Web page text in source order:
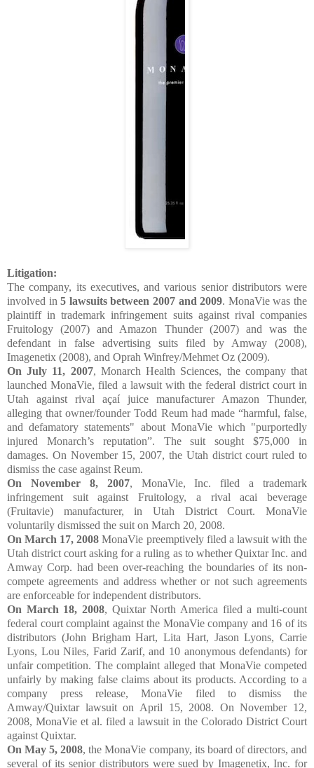
Litigation:
The company, its executives, and various senior distributors were
involved in5 lawsuits between 2007 and 2009. MonaVie was the
plaintiff in trademark infringement suits against rival companies
Fruitology (2007) and Amazon Thunder (2007) and was the
defendant in false advertising suits filed by Amway (2008),
Imagenetix (2008), and Oprah Winfrey/Mehmet Oz (2009).
On July 11, 2007, Monarch Health Sciences, the company that
launched MonaVie, filed a lawsuit with the federal district court in
Utah against rival açaí juice manufacturer Amazon Thunder,
alleging that owner/founder Todd Reum had made “harmful, false,
and defamatory statements" about MonaVie which "purportedly
injured Monarch’s reputation”. The suit sought $75,000 in
damages. On November 15, 2007, the Utah district court ruled to
dismiss the case against Reum.
On November 8, 2007, MonaVie, Inc. filed a trademark
infringement suit against Fruitology, a rival acai beverage
(Fruitavie) manufacturer, in Utah District Court. MonaVie
voluntarily dismissed the suit on March 20, 2008.
On March 17, 2008 MonaVie preemptively filed a lawsuit with the
Utah district court asking for a ruling as to whether Quixtar Inc. and
Amway Corp. had been over-reaching the boundaries of its non-
compete agreements and address whether or not such agreements
are enforceable for independent distributors.
On March 18, 2008, Quixtar North America filed a multi-count
federal court complaint against the MonaVie company and 16 of its
distributors (John Brigham Hart, Lita Hart, Jason Lyons, Carrie
Lyons, Lou Niles, Farid Zarif, and 10 anonymous defendants) for
unfair competition. The complaint alleged that MonaVie competed
unfairly by making false claims about its products. According to a
company press release, MonaVie filed to dismiss the
Amway/Quixtar lawsuit on April 15, 2008. On November 12,
2008, MonaVie et al. filed a lawsuit in the Colorado District Court
against Quixtar.
On May 5, 2008, the MonaVie company, its board of directors, and
several of its senior distributors were sued by Imagenetix, Inc. for